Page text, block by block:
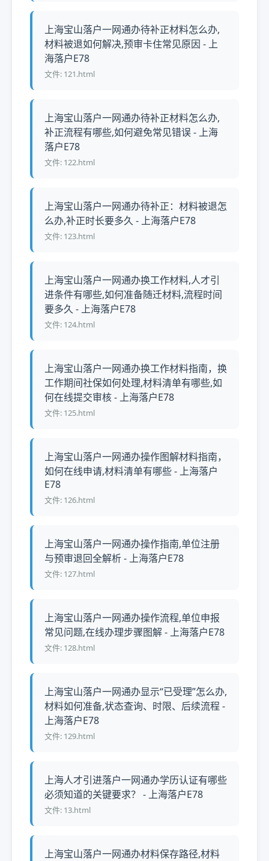
上海宝山落户一网通办待补正材料怎么办,
材料被退如何解决,预审卡住常见原因 - 上
海落户E78
文件: 121.html
上海宝山落户一网通办待补正材料怎么办,
补正流程有哪些,如何避免常见错误 - 上海
落户E78
文件: 122.html
上海宝山落户一网通办待补正：材料被退怎
么办,补正时长要多久 - 上海落户E78
文件: 123.html
上海宝山落户一网通办换工作材料,人才引
进条件有哪些,如何准备随迁材料,流程时间
要多久 - 上海落户E78
文件: 124.html
上海宝山落户一网通办换工作材料指南，换
工作期间社保如何处理,材料清单有哪些,如
何在线提交审核 - 上海落户E78
文件: 125.html
上海宝山落户一网通办操作图解材料指南，
如何在线申请,材料清单有哪些 - 上海落户
E78
文件: 126.html
上海宝山落户一网通办操作指南,单位注册
与预审退回全解析 - 上海落户E78
文件: 127.html
上海宝山落户一网通办操作流程,单位申报
常见问题,在线办理步骤图解 - 上海落户E78
文件: 128.html
上海宝山落户一网通办显示“已受理”怎么办,
材料如何准备,状态查询、时限、后续流程 -
上海落户E78
文件: 129.html
上海人才引进落户一网通办学历认证有哪些
必须知道的关键要求？ - 上海落户E78
文件: 13.html
上海宝山落户一网通办材料保存路径,材料